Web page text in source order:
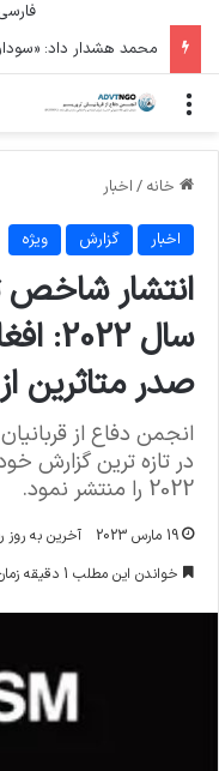
منو
خانه / اخبار
اخبار گزارش ویژه
انتشار شاخص
سال
صدر متاثرین
انجمن دفاع از
در تازه ترین گزارش
2022 را منتشر نمود.
19 مارس 2023 آخرین به روز رسانی: 27
خواندن این مطلب 1 دقیقه زمان میبرد